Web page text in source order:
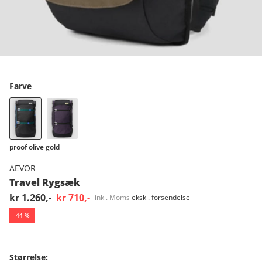
Farve
proof olive gold
AEVOR
Travel Rygsæk
kr 1.260,- kr 710,- inkl. Moms ekskl.forsendelse
-44 %
Størrelse: